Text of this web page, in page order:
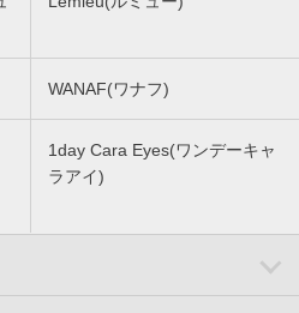
WANAF(ワナフ)
1day Cara Eyes(ワンデーキャ
ラアイ)